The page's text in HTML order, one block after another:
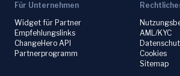
Für Unternehmen
Widget für Partner
Empfehlungslinks
ChangeHero API
Partnerprogramm
AML/KYC
Cookies
Sitemap